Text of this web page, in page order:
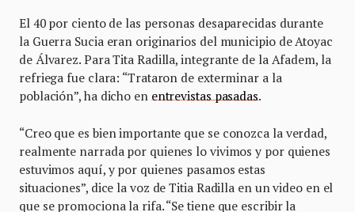
El 40 por ciento de las personas desaparecidas durante
la Guerra Sucia eran originarios del municipio de Atoyac
de Álvarez. Para Tita Radilla, integrante de la Afadem, la
refriega fue clara: “Trataron de exterminar a la
población”, ha dicho en entrevistas pasadas.
“Creo que es bien importante que se conozca la verdad,
realmente narrada por quienes lo vivimos y por quienes
estuvimos aquí, y por quienes pasamos estas
situaciones”, dice la voz de Titia Radilla en un video en el
que se promociona la rifa. “Se tiene que escribir la